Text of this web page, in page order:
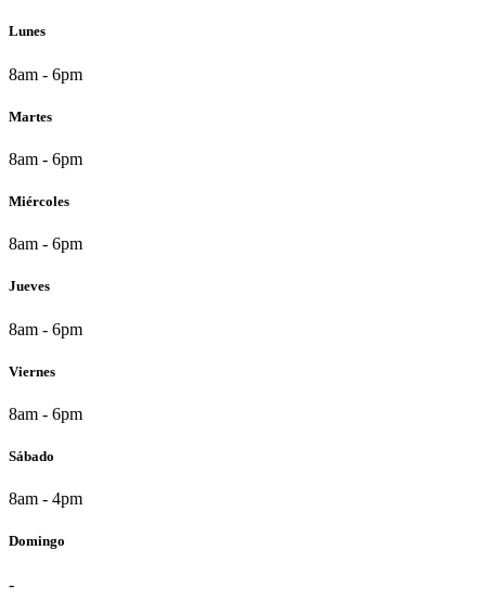
Lunes
8am - 6pm
Martes
8am - 6pm
Miércoles
8am - 6pm
Jueves
8am - 6pm
Viernes
8am - 6pm
Sábado
8am - 4pm
Domingo
-